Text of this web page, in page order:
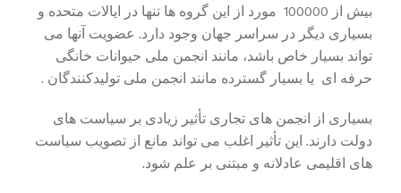
بیش از 100000 مورد از این گروه ها تنها در ایالات متحده و
بسیاری دیگر در سراسر جهان وجود دارد. عضویت آنها می
تواند بسیار خاص باشد، مانند انجمن ملی حیوانات خانگی
حرفه ای یا بسیار گسترده مانند انجمن ملی تولیدکنندگان .
بسیاری از انجمن های تجاری تأثیر زیادی بر سیاست های
دولت دارند. این تأثیر اغلب می تواند مانع از تصویب سیاست
های اقلیمی عادلانه و مبتنی بر علم شود.